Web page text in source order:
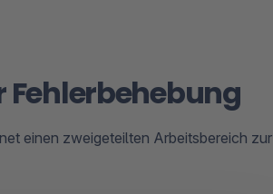
Fehlerbehebung
einen zweigeteilten Arbeitsbereich zur